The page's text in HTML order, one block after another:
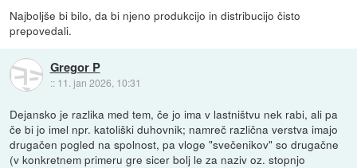
Najboljše bi bilo, da bi njeno produkcijo in distribucijo čisto
prepovedali.
Gregor P
:: 11. jan 2026, 10:31
Dejansko je razlika med tem, če jo ima v lastništvu nek rabi, ali pa
če bi jo imel npr. katoliški duhovnik; namreč različna verstva imajo
drugačen pogled na spolnost, pa vloge "svečenikov" so drugačne
(v konkretnem primeru gre sicer bolj le za naziv oz. stopnjo